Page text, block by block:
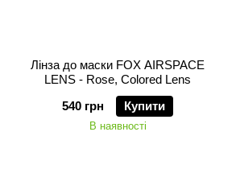
Лінза до маски FOX AIRSPACE
LENS - Rose, Colored Lens
540 грн
Купити
В наявності